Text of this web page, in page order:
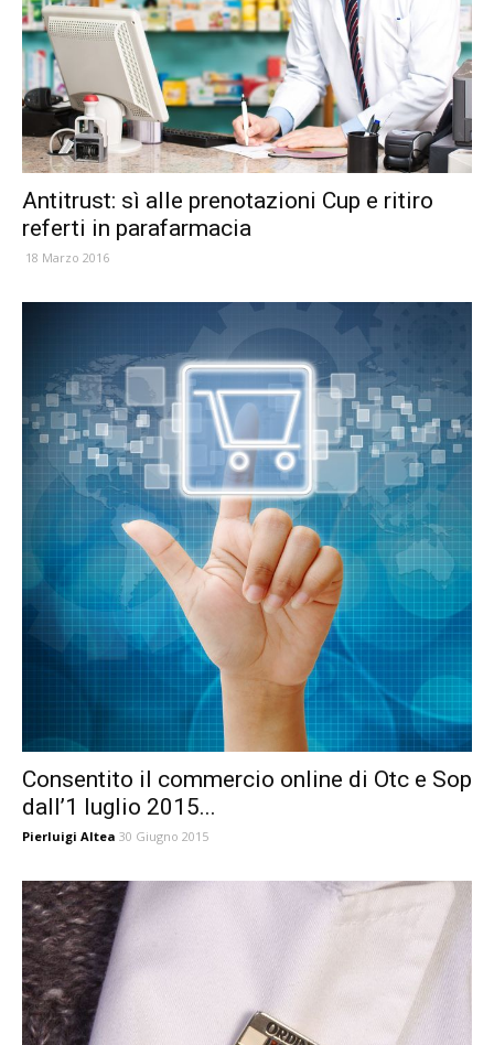
Antitrust: sì alle prenotazioni Cup e ritiro
referti in parafarmacia
18 Marzo 2016
Consentito il commercio online di Otc e Sop
dall’1 luglio 2015...
Pierluigi Altea 30 Giugno 2015